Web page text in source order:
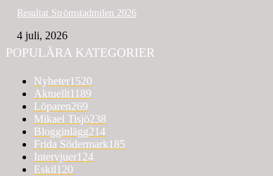
Resultat Strömstadmilen 2026
4 juli, 2026
POPULÄRA KATEGORIER
Nyheter1520
Aktuellt1189
Löparen269
Mikael Tisjö238
Blogginlägg214
Frida Södermark185
Intervjuer124
Eskil120